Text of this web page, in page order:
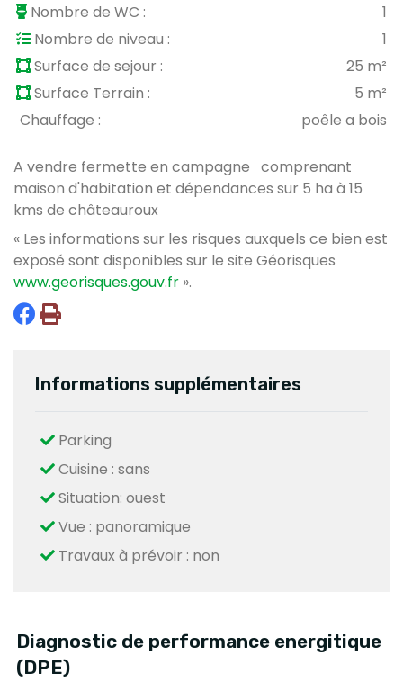
Nombre de WC :
1
Nombre de niveau :
1
Surface de sejour :
25 m²
Surface Terrain :
5 m²
Chauffage :
poêle a bois
A vendre fermette en campagne comprenant
maison d'habitation et dépendances sur 5 ha à 15
kms de châteauroux
« Les informations sur les risques auxquels ce bien est
exposé sont disponibles sur le site Géorisques
www.georisques.gouv.fr ».
Informations supplémentaires
Parking
Cuisine : sans
Situation: ouest
Vue : panoramique
Travaux à prévoir : non
Diagnostic de performance energitique
(DPE)